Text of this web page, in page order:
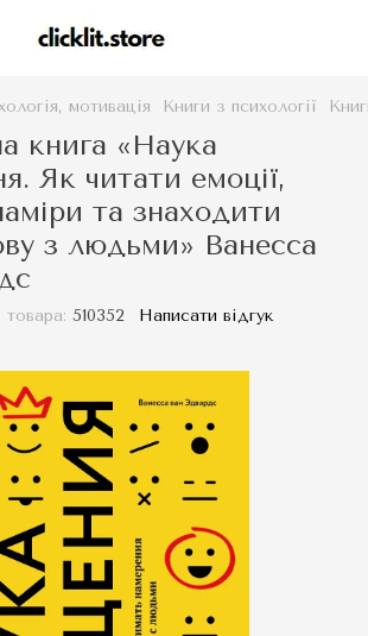
мотивація Книги з психології
книга «Наука
Як читати емоції,
та знаходити
з людьми» Ванесса
510352 Написати відгук